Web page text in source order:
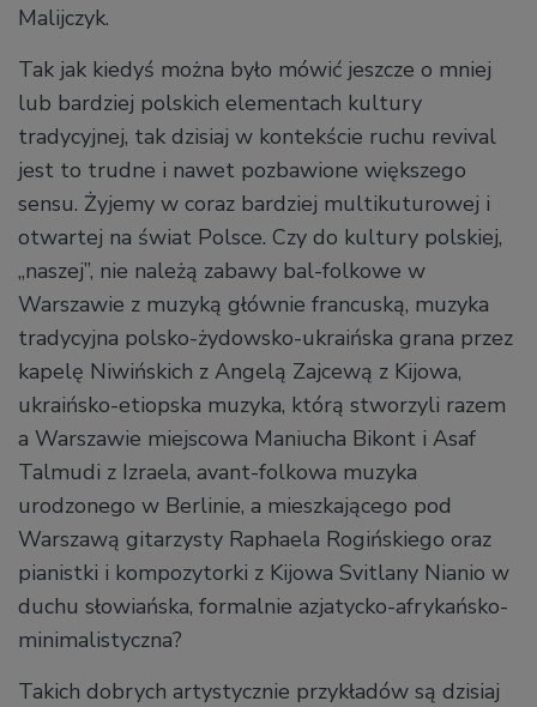
Malijczyk.
Tak jak kiedyś można było mówić jeszcze o mniej
lub bardziej polskich elementach kultury
tradycyjnej, tak dzisiaj w kontekście ruchu revival
jest to trudne i nawet pozbawione większego
sensu. Żyjemy w coraz bardziej multikuturowej i
otwartej na świat Polsce. Czy do kultury polskiej,
„naszej”, nie należą zabawy bal-folkowe w
Warszawie z muzyką głównie francuską, muzyka
tradycyjna polsko-żydowsko-ukraińska grana przez
kapelę Niwińskich z Angelą Zajcewą z Kijowa,
ukraińsko-etiopska muzyka, którą stworzyli razem
a Warszawie miejscowa Maniucha Bikont i Asaf
Talmudi z Izraela, avant-folkowa muzyka
urodzonego w Berlinie, a mieszkającego pod
Warszawą gitarzysty Raphaela Rogińskiego oraz
pianistki i kompozytorki z Kijowa Svitlany Nianio w
duchu słowiańska, formalnie azjatycko-afrykańsko-
minimalistyczna?
Takich dobrych artystycznie przykładów są dzisiaj